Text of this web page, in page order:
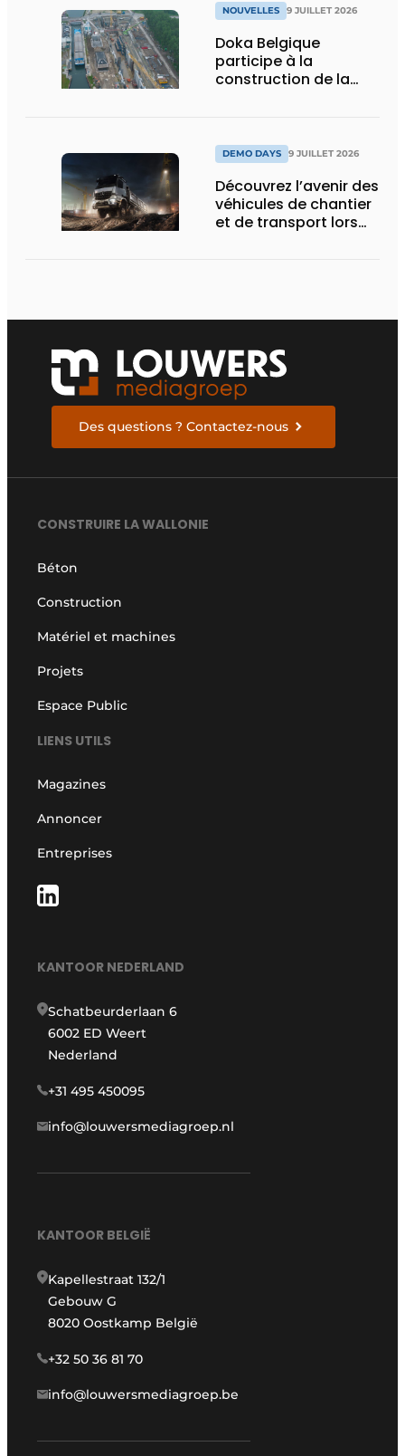
NOUVELLES 9 JUILLET 2026
Doka Belgique
participe à la
construction de la
DEMO DAYS 9 JUILLET 2026
Découvrez l’avenir des
véhicules de chantier
et de transport lors
Des questions ? Contactez-nous
CONSTRUIRE LA WALLONIE
Béton
Construction
Matériel et machines
Projets
Espace Public
LIENS UTILS
Magazines
Annoncer
Entreprises
KANTOOR NEDERLAND
Schatbeurderlaan 6
6002 ED Weert
Nederland
+31 495 450095
info@louwersmediagroep.nl
KANTOOR BELGIË
Kapellestraat 132/1
Gebouw G
8020 Oostkamp België
+32 50 36 81 70
info@louwersmediagroep.be